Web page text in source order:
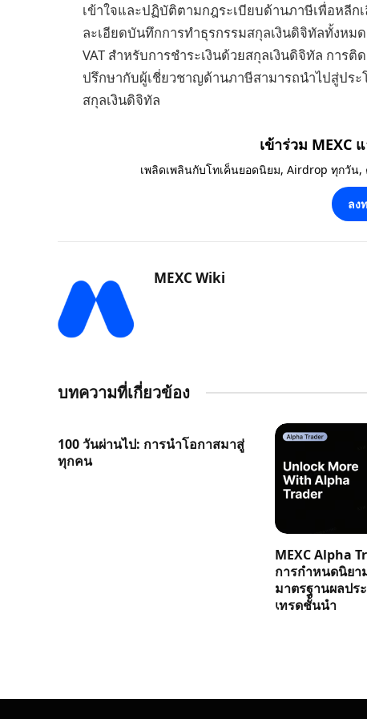
เข้าใจและปฏิบัติตามกฎระเบียบด้านภาษีเพื่อหลี
ละเอียดบันทึกการทำธุรกรรมสกุลเงินดิจิทัลทั้งห
VAT สำหรับการชำระเงินด้วยสกุลเงินดิจิทัล กา
ปรึกษากับผู้เชี่ยวชาญด้านภาษีสามารถนำไปสู่ปร
สกุลเงินดิจิทัล
เข้าร่วม MEXC
เพลิดเพลินกับโทเค็นยอดนิยม, Airdrop ทุกวั
ลง
MEXC Wiki
บทความที่เกี่ยวข้อง
100 วันผ่านไป: การนำโอกาสมาสู่
ทุกคน
MEXC Alpha
การกำหนดนิยา
มาตรฐานผลปร
เทรดชั้นนำ